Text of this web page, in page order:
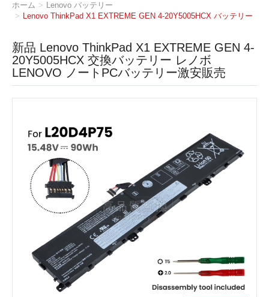
ホーム
Lenovo バッテリー
Lenovo ThinkPad X1 EXTREME GEN 4-20Y5005HCX バッテリー
新品 Lenovo ThinkPad X1 EXTREME GEN 4-
20Y5005HCX 交換バッテリー レノボ
LENOVO ノートPCバッテリー激安販売